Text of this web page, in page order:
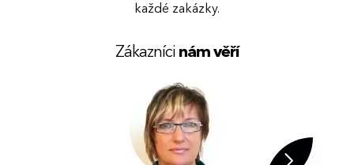
každé zakázky.
Zákazníci nám věří